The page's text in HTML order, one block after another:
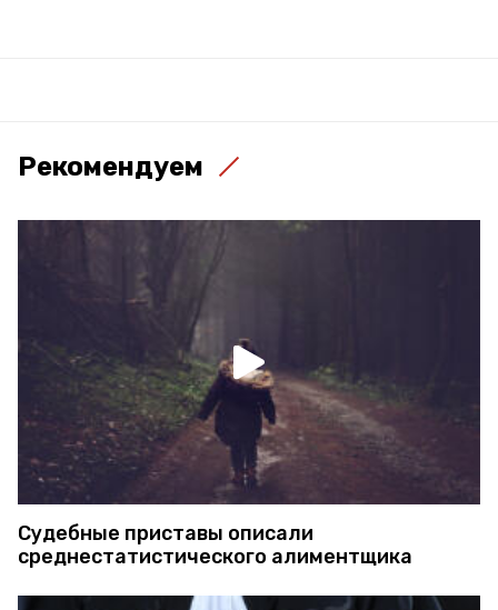
Рекомендуем
Судебные приставы описали
среднестатистического алиментщика